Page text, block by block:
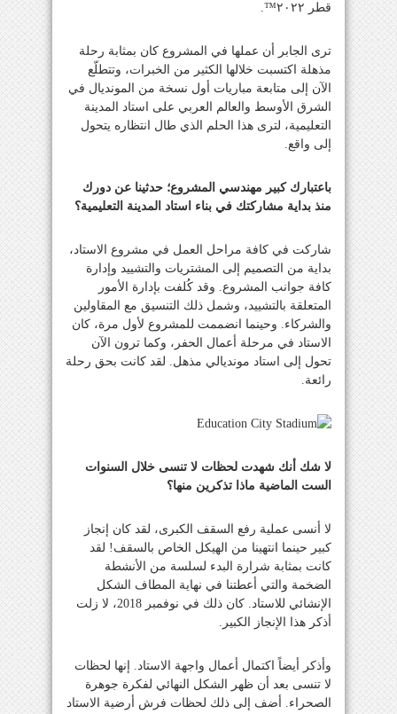
قطر ٢٠٢٢™️.
ترى الجابر أن عملها في المشروع كان بمثابة رحلة
مذهلة اكتسبت خلالها الكثير من الخبرات، وتتطلّع
الآن إلى متابعة مباريات أول نسخة من المونديال في
الشرق الأوسط والعالم العربي على استاد المدينة
التعليمية، لترى هذا الحلم الذي طال انتظاره يتحول
إلى واقع.
باعتبارك كبير مهندسي المشروع؛ حدثينا عن دورك
منذ بداية مشاركتك في بناء استاد المدينة التعليمية؟
شاركت في كافة مراحل العمل في مشروع الاستاد،
بداية من التصميم إلى المشتريات والتشييد وإدارة
كافة جوانب المشروع. وقد كُلفت بإدارة الأمور
المتعلقة بالتشييد، وشمل ذلك التنسيق مع المقاولين
والشركاء. وحينما انضممت للمشروع لأول مرة، كان
الاستاد في مرحلة أعمال الحفر، وكما ترون الآن
تحول إلى استاد مونديالي مذهل. لقد كانت بحق رحلة
رائعة.
لا شك أنك شهدت لحظات لا تنسى خلال السنوات
الست الماضية ماذا تذكرين منها؟
لا أنسى عملية رفع السقف الكبرى، لقد كان إنجاز
كبير حينما انتهينا من الهيكل الخاص بالسقف! لقد
كانت بمثابة شرارة البدء لسلسة من الأنشطة
الضخمة والتي أعطتنا في نهاية المطاف الشكل
الإنشائي للاستاد. كان ذلك في نوفمبر 2018، لا زلت
أذكر هذا الإنجاز الكبير.
وأذكر أيضاً اكتمال أعمال واجهة الاستاد. إنها لحظات
لا تنسى بعد أن ظهر الشكل النهائي لفكرة جوهرة
الصحراء. أضف إلى ذلك لحظات فرش أرضية الاستاد